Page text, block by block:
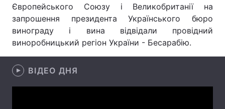
Послуги
Європейського Союзу і Великобританії на
запрошення президента Українського бюро
винограду і вина відвідали провідний
виноробницький регіон України - Бесарабію.
ВІДЕО ДНЯ